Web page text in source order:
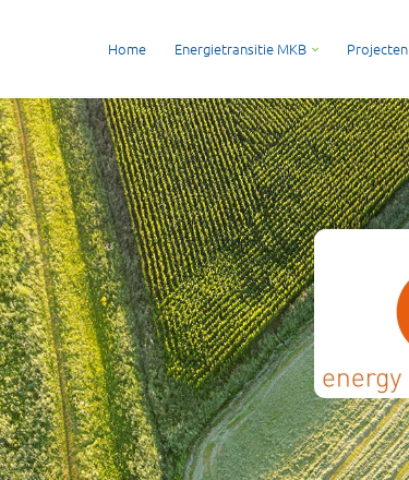
Home Energietransitie MKB Projecten